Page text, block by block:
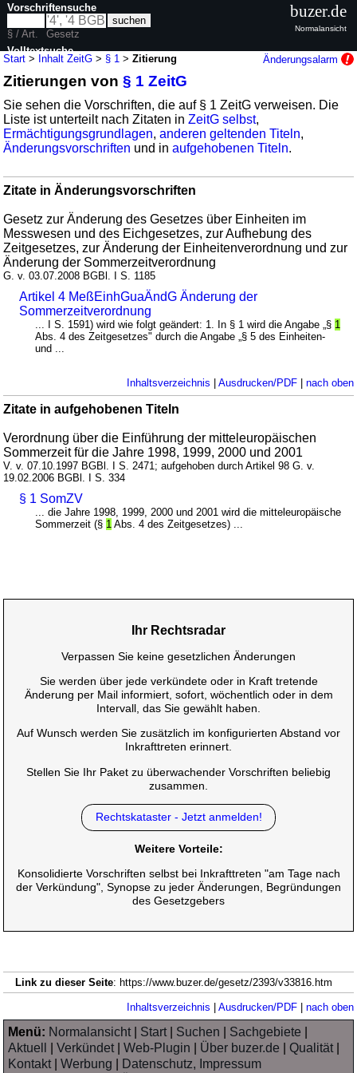
Start > Inhalt ZeitG > § 1 >Zitierung Änderungsalarm
Zitierungen von§ 1 ZeitG
Sie sehen die Vorschriften, die auf § 1 ZeitG verweisen. Die
Liste ist unterteilt nach Zitaten inZeitG selbst,
Ermächtigungsgrundlagen,anderen geltenden Titeln,
Änderungsvorschriften und inaufgehobenen Titeln.
Zitate in Änderungsvorschriften
Gesetz zur Änderung des Gesetzes über Einheiten im
Messwesen und des Eichgesetzes, zur Aufhebung des
Zeitgesetzes, zur Änderung der Einheitenverordnung und zur
Änderung der Sommerzeitverordnung
G. v. 03.07.2008 BGBl. I S. 1185
Artikel 4 MeßEinhGuaÄndG Änderung der
Sommerzeitverordnung
... I S. 1591) wird wie folgt geändert: 1. In § 1 wird die Angabe „§ 1
Abs. 4 des Zeitgesetzes" durch die Angabe „§ 5 des Einheiten-
und ...
Inhaltsverzeichnis | Ausdrucken/PDF| nach oben
Zitate in aufgehobenen Titeln
Verordnung über die Einführung der mitteleuropäischen
Sommerzeit für die Jahre 1998, 1999, 2000 und 2001
V. v. 07.10.1997 BGBl. I S. 2471; aufgehoben durch Artikel 98 G. v.
19.02.2006 BGBl. I S. 334
§ 1 SomZV
... die Jahre 1998, 1999, 2000 und 2001 wird die mitteleuropäische
Sommerzeit (§ 1 Abs. 4 des Zeitgesetzes) ...
Vorschriftensuche
§ / Art.
Gesetz
Volltextsuche
nur in ZeitG
buzer.de
Normalansicht
Ihr Rechtsradar
Verpassen Sie keine gesetzlichen Änderungen
Sie werden über jede verkündete oder in Kraft tretende
Änderung per Mail informiert, sofort, wöchentlich oder in dem
Intervall, das Sie gewählt haben.
Auf Wunsch werden Sie zusätzlich im konfigurierten Abstand vor
Inkrafttreten erinnert.
Stellen Sie Ihr Paket zu überwachender Vorschriften beliebig
zusammen.
Rechtskataster - Jetzt anmelden!
Weitere Vorteile:
Konsolidierte Vorschriften selbst bei Inkrafttreten "am Tage nach
der Verkündung", Synopse zu jeder Änderungen, Begründungen
des Gesetzgebers
Link zu dieser Seite: https://www.buzer.de/gesetz/2393/v33816.htm
Inhaltsverzeichnis Ausdrucken/PDF| nach oben
Menü: Normalansicht| Start| Suchen Sachgebiete
Aktuell
|Verkündet|Web-Plugin Über buzer.de |Qualität|
Kontakt|Werbung Datenschutz, Impressum